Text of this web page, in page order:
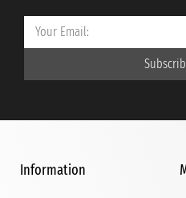
Information